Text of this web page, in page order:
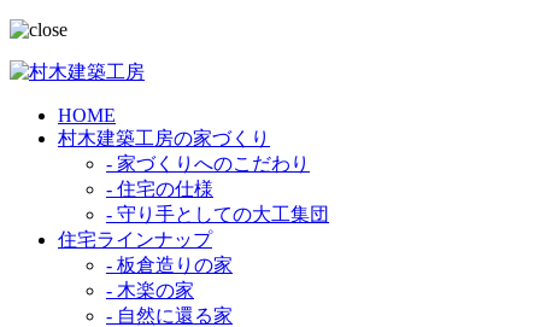
HOME
村木建築工房の家づくり
- 家づくりへのこだわり
- 住宅の仕様
- 守り手としての大工集団
住宅ラインナップ
- 板倉造りの家
- 木楽の家
- 自然に還る家